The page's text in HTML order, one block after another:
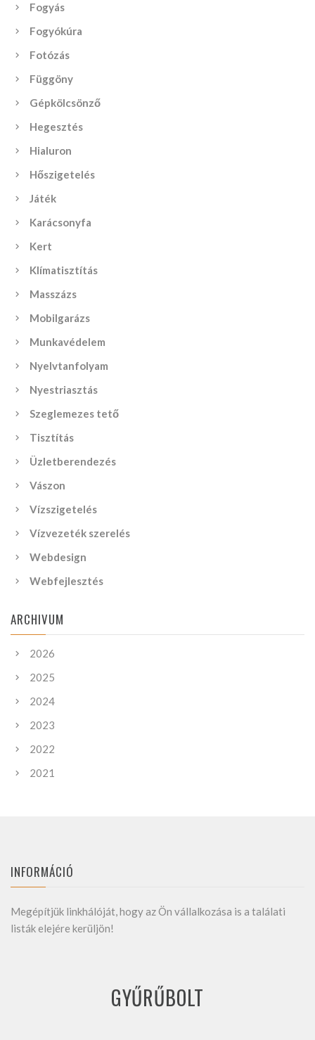
Fogyás
Fogyókúra
Fotózás
Függöny
Gépkölcsönző
Hegesztés
Hialuron
Hőszigetelés
Játék
Karácsonyfa
Kert
Klímatisztítás
Masszázs
Mobilgarázs
Munkavédelem
Nyelvtanfolyam
Nyestriasztás
Szeglemezes tető
Tisztítás
Üzletberendezés
Vászon
Vízszigetelés
Vízvezeték szerelés
Webdesign
Webfejlesztés
ARCHIVUM
2026
2025
2024
2023
2022
2021
INFORMÁCIÓ
Megépítjük linkhálóját, hogy az Ön vállalkozása is a találati
listák elejére kerüljön!
GYŰRŰBOLT